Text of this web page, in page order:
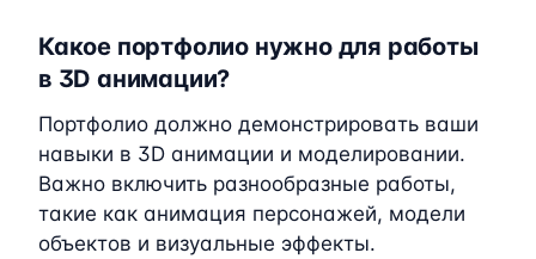
Какое портфолио нужно для работы
в 3D анимации?
Портфолио должно демонстрировать ваши
навыки в 3D анимации и моделировании.
Важно включить разнообразные работы,
такие как анимация персонажей, модели
объектов и визуальные эффекты.